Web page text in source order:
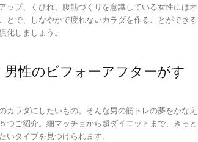
ップ、くびれ、腹筋づくりを意識している女性にはオ
とで、しなやかで疲れないカラダを作ることができる
化しましょう。
性のビフォーアフターがす
カラダにしたいもの。そんな男の筋トレの夢をかなえ
つご紹介。細マッチョから超ダイエットまで、きっと
タイプを見つけられます。